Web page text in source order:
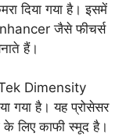
दिया गया है। इसमें
जैसे फीचर्स
हैं।
Dimensity
गया है। यह प्रोसेसर
के लिए काफी स्मूद है।